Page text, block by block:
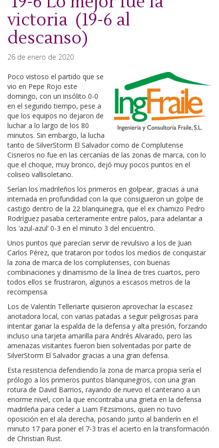
victoria (19-6 al
descanso)
26 de enero de 2020
Poco vistoso el partido que se
vio en Pepe Rojo este
domingo, con un insólito 0-0
en el segundo tiempo, pese a
que los equipos no dejaron de
luchar a lo largo de los 80
minutos. Sin embargo, la lucha
tanto de SilverStorm El Salvador como de Complutense
Cisneros no fue en las cercanías de las zonas de marca, con lo
que el choque, muy bronco, dejó muy pocos puntos en el
coliseo vallisoletano.
Serían los madrileños los primeros en golpear, gracias a una
internada en profundidad con la que consiguieron un golpe de
castigo dentro de la 22 blanquinegra, que el ex chamizo Pedro
Rodríguez pasaba certeramente entre palos, para adelantar a
los ‘azul-azul’ 0-3 en el minuto 3 del encuentro.
Unos puntos que parecían servir de revulsivo a los de Juan
Carlos Pérez, que trataron por todos los medios de conquistar
la zona de marca de los complutenses, con buenas
combinaciones y dinamismo de la línea de tres cuartos, pero
todos ellos se frustraron, algunos a escasos metros de la
recompensa.
Los de Valentín Telleriarte quisieron aprovechar la escasez
anotadora local, con varias patadas a seguir peligrosas para
intentar ganar la espalda de la defensa y alta presión, forzando
incluso una tarjeta amarilla para Andrés Alvarado, pero las
amenazas visitantes fueron bien solventadas por parte de
SilverStorm El Salvador gracias a una gran defensa.
Esta resistencia defendiendo la zona de marca propia sería el
prólogo a los primeros puntos blanquinegros, con una gran
rotura de David Barrios, rayando de nuevo el canterano a un
enorme nivel, con la que encontraba una grieta en la defensa
madrileña para ceder a Liam Fitzsimons, quien no tuvo
oposición en el ala derecha, posando junto al banderín en el
minuto 17 para poner el 7-3 tras el acierto en la transformación
de Christian Rust.